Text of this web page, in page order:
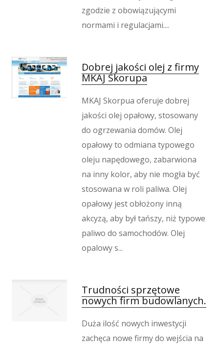
Hotele i Noclegi
Podróże
Dietetyka, Odchudzanie
Kosmetyki
Leczenie
Salony Kosmetyczne
Sprzęt Medyczny
Oprogramowanie
Oprogramowanie
Strony Internetowe
Kontakt
zgodzie z obowiązującymi
normami i regulacjami....
Dobrej jakości olej z firmy
MKAJ Skorupa
MKAJ Skorpua oferuje dobrej
jakości olej opałowy, stosowany
do ogrzewania domów. Olej
opałowy to odmiana typowego
oleju napędowego, zabarwiona
na inny kolor, aby nie mogła być
stosowana w roli paliwa. Olej
opałowy jest obłożony inną
akcyzą, aby był tańszy, niż typowe
paliwo do samochodów. Olej
opalowy s...
Trudności sprzętowe
nowych firm budowlanych.
Duża ilość nowych inwestycji
zachęca nowe firmy do wejścia na